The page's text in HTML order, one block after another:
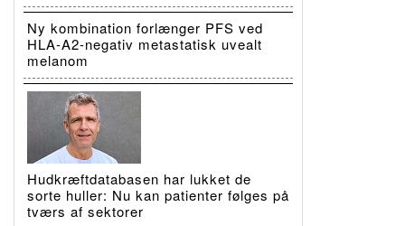
Ny kombination forlænger PFS ved
HLA-A2-negativ metastatisk uvealt
melanom
Hudkræftdatabasen har lukket de
sorte huller: Nu kan patienter følges på
tværs af sektorer